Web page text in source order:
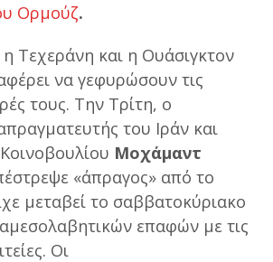
Ορμούζ.
Τεχεράνη και η Ουάσιγκτον
να γεφυρώσουν τις
τους. Την Τρίτη, ο
του Ιράν και
Μοχάμαντ
«άπραγος» από το
μεταβεί το σαββατοκύριακο
επαφών με τις
Οι